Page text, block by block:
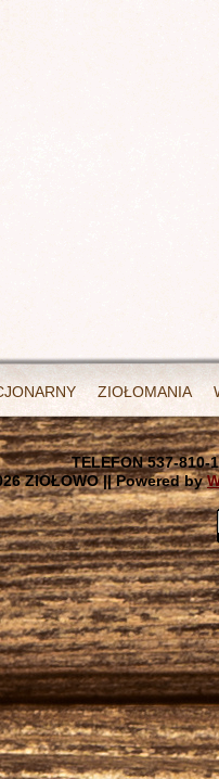
ZIOŁOMANIA
TELEFON 537-810-
ZIOŁOWO || Powered by